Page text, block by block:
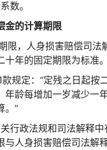
数。
金的计算期限
限，人身损害赔偿司法
十年的固定期限为标准。
规定：“定残之日起按
年龄每增加一岁减少一
。”
行政法规和司法解释
与人身损害赔偿司法解